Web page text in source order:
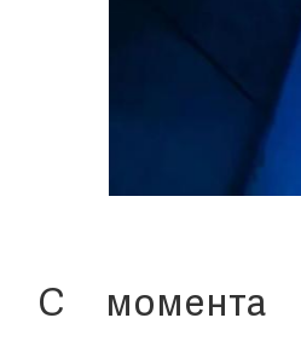
С момента